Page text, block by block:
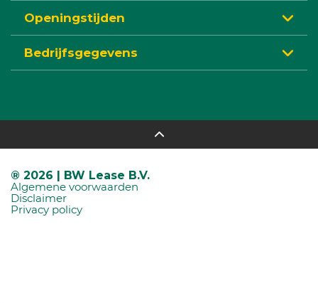
Openingstijden
Bedrijfsgegevens
® 2026 | BW Lease B.V.
Algemene voorwaarden
Disclaimer
Privacy policy